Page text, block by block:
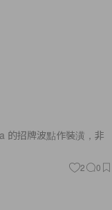
的招牌波點作裝潢，非
2 0